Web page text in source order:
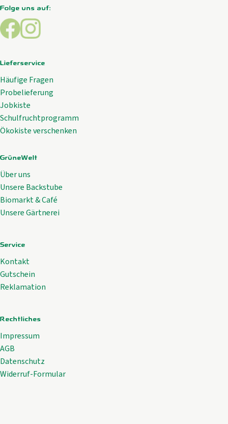
Folge uns auf:
Externer Link zu https://www.facebook.com/
Externer Link zu https://www.instagram.com/
Lieferservice
Häufige Fragen
Probelieferung
Jobkiste
Schulfruchtprogramm
Ökokiste verschenken
GrüneWelt
Über uns
Unsere Backstube
Biomarkt & Café
Unsere Gärtnerei
Service
Kontakt
Gutschein
Reklamation
Rechtliches
Impressum
AGB
Datenschutz
Widerruf-Formular